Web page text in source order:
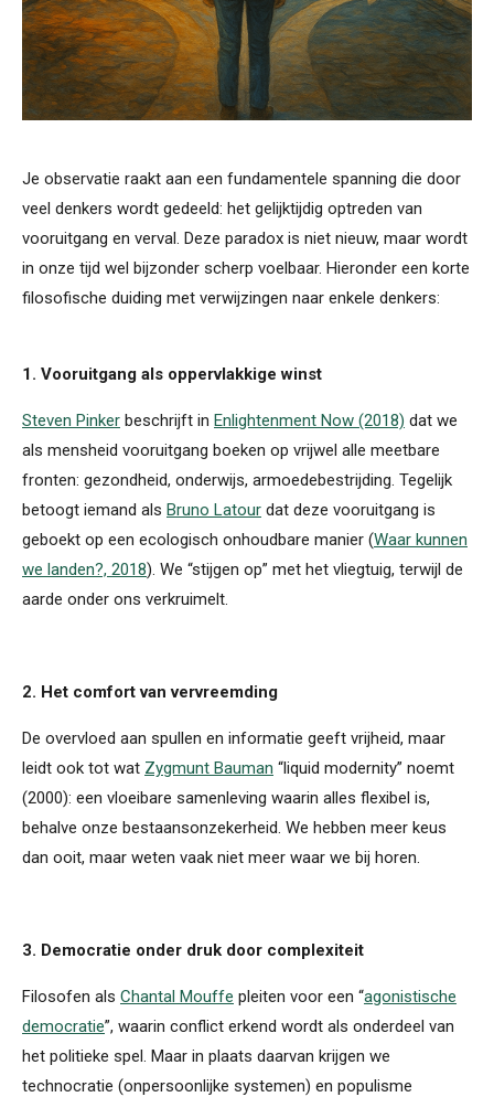
Je observatie raakt aan een fundamentele spanning die door
veel denkers wordt gedeeld: het gelijktijdig optreden van
vooruitgang en verval. Deze paradox is niet nieuw, maar wordt
in onze tijd wel bijzonder scherp voelbaar. Hieronder een korte
filosofische duiding met verwijzingen naar enkele denkers:
1. Vooruitgang als oppervlakkige winst
Steven Pinker beschrijft in Enlightenment Now (2018) dat we
als mensheid vooruitgang boeken op vrijwel alle meetbare
fronten: gezondheid, onderwijs, armoedebestrijding. Tegelijk
betoogt iemand als Bruno Latour dat deze vooruitgang is
geboekt op een ecologisch onhoudbare manier (Waar kunnen
we landen?, 2018). We “stijgen op” met het vliegtuig, terwijl de
aarde onder ons verkruimelt.
2. Het comfort van vervreemding
De overvloed aan spullen en informatie geeft vrijheid, maar
leidt ook tot wat Zygmunt Bauman “liquid modernity” noemt
(2000): een vloeibare samenleving waarin alles flexibel is,
behalve onze bestaansonzekerheid. We hebben meer keus
dan ooit, maar weten vaak niet meer waar we bij horen.
3. Democratie onder druk door complexiteit
Filosofen als Chantal Mouffe pleiten voor een “agonistische
democratie”, waarin conflict erkend wordt als onderdeel van
het politieke spel. Maar in plaats daarvan krijgen we
technocratie (onpersoonlijke systemen) en populisme